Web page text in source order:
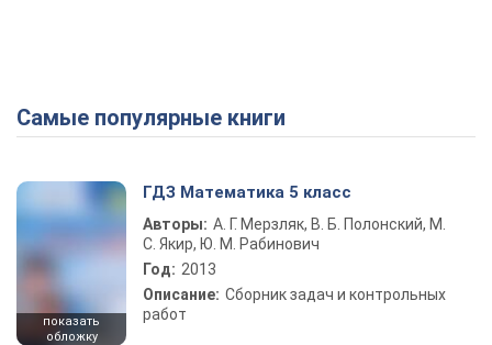
Самые популярные книги
показать
обложку
ГДЗ Математика 5 класс
Авторы: А. Г. Мерзляк, В. Б. Полонский, М.
С. Якир, Ю. М. Рабинович
Год: 2013
Описание: Сборник задач и контрольных
работ